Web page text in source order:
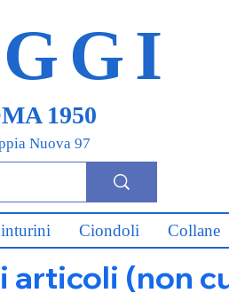
1950
Nuova 97
Ciondoli Collane
articoli (non